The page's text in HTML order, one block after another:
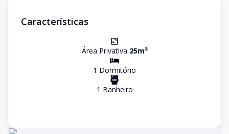
Características
Área Privativa 25m²
1 Dormitório
1 Banheiro